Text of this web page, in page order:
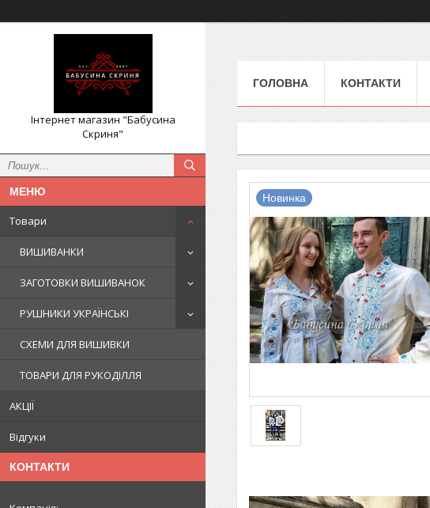
Інтернет магазин "Бабусина
Скриня"
Товари
ВИШИВАНКИ
ЗАГОТОВКИ ВИШИВАНОК
РУШНИКИ УКРАЇНСЬКІ
СХЕМИ ДЛЯ ВИШИВКИ
ТОВАРИ ДЛЯ РУКОДІЛЛЯ
АКЦІЇ
Відгуки
КОНТАКТИ
ГОЛОВНА КОНТАКТИ
Новинка